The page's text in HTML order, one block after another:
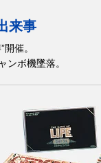
来事
催。
ンボ機墜落。